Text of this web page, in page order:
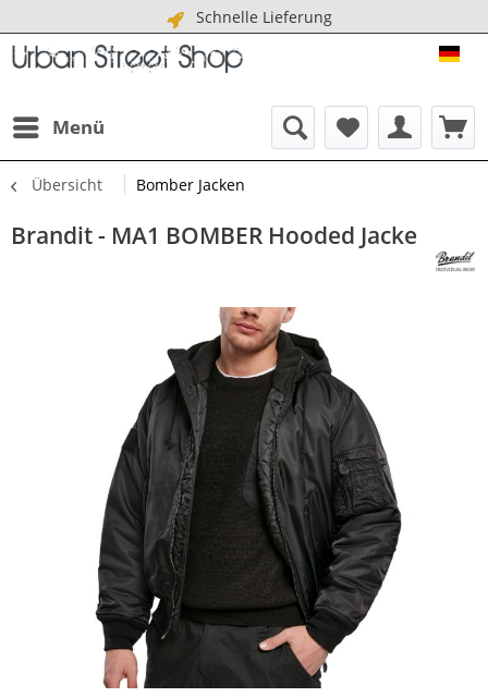
Schnelle Lieferung
Menü
Übersicht Bomber Jacken
Brandit - MA1 BOMBER Hooded Jacke